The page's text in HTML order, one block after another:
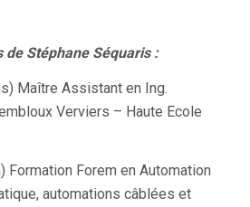
de Stéphane Séquaris :
Maître Assistant en Ing.
Verviers – Haute Ecole
Formation Forem en Automation
automations câblées et